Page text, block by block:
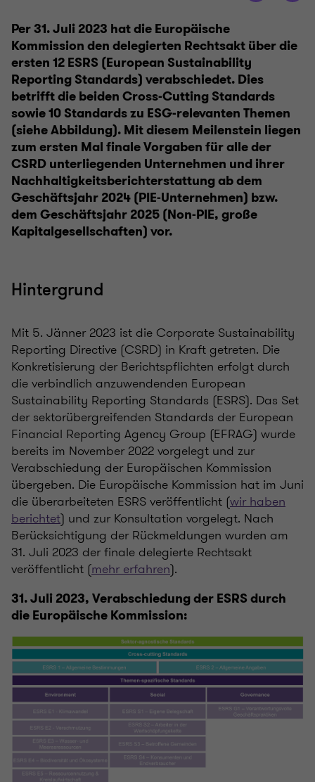
Per 31. Juli 2023 hat die Europäische
Kommission den delegierten Rechtsakt über die
ersten 12 ESRS (European Sustainability
Reporting Standards) verabschiedet. Dies
betrifft die beiden Cross-Cutting Standards
sowie 10 Standards zu ESG-relevanten Themen
(siehe Abbildung). Mit diesem Meilenstein liegen
zum ersten Mal finale Vorgaben für alle der
CSRD unterliegenden Unternehmen und ihrer
Nachhaltigkeitsberichterstattung ab dem
Geschäftsjahr 2024 (PIE-Unternehmen) bzw.
dem Geschäftsjahr 2025 (Non-PIE, große
Kapitalgesellschaften) vor.
Hintergrund
Mit 5. Jänner 2023 ist die Corporate Sustainability
Reporting Directive (CSRD) in Kraft getreten. Die
Konkretisierung der Berichtspflichten erfolgt durch
die verbindlich anzuwendenden European
Sustainability Reporting Standards (ESRS). Das Set
der sektorübergreifenden Standards der European
Financial Reporting Agency Group (EFRAG) wurde
bereits im November 2022 vorgelegt und zur
Verabschiedung der Europäischen Kommission
übergeben. Die Europäische Kommission hat im Juni
die überarbeiteten ESRS veröffentlicht (wir haben
berichtet) und zur Konsultation vorgelegt. Nach
Berücksichtigung der Rückmeldungen wurden am
31. Juli 2023 der finale delegierte Rechtsakt
veröffentlicht (mehr erfahren).
31. Juli 2023, Verabschiedung der ESRS durch
die Europäische Kommission: